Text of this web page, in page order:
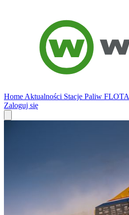
Home Aktualności Stacje Paliw FLOTA
Zaloguj się